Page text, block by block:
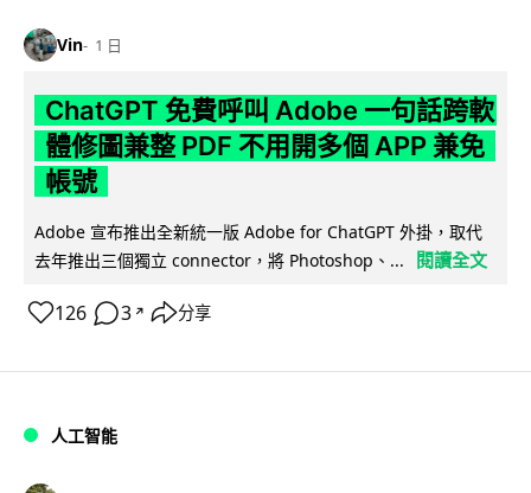
Vin 1 日
ChatGPT 免費呼叫 Adobe 一句話跨軟
體修圖兼整 PDF 不用開多個 APP 兼免
帳號
Adobe 宣布推出全新統一版 Adobe for ChatGPT 外掛，取代
去年推出三個獨立 connector，將 Photoshop、...
閱讀全文
126 3 ↗ 分享
人工智能